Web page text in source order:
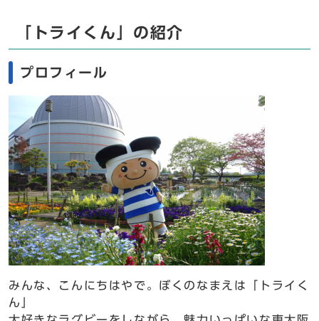
「トライくん」の紹介
プロフィール
みんな、こんにちはやで。ぼくのなまえは「トライく
ん」